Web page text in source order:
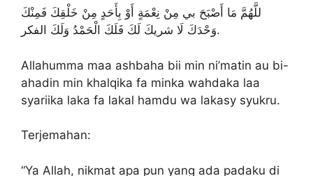
للَّهُمَّ مَا أَصْبَحَ بي مِنْ نِعْمَةٍ أَوْ بِأَحَدٍ مِنْ خَلْقِكَ فَمِنْكَ
وَحْدَكَ لَا شريكَ لَكَ فَلَكَ الْحَمْدُ وَلَكَ الفكر.
Allahumma maa ashbaha bii min ni’matin au bi-
ahadin min khalqika fa minka wahdaka laa
syariika laka fa lakal hamdu wa lakasy syukru.
Terjemahan:
“Ya Allah, nikmat apa pun yang ada padaku di